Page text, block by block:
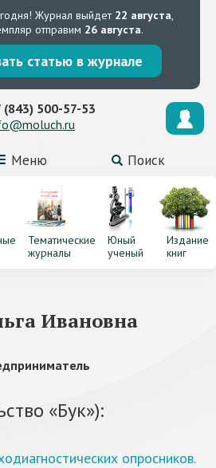
Журнал выйдет 22 августа,
отправим 26 августа.
статью в журнале
Меню Поиск
(843) 500-57-53
Тематические
журналы
Юный
ученый
Издание
книг
Ивановна
«Бук»):
опросников.